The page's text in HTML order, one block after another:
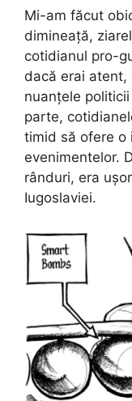
Mi-am făcut
dimineață,
cotidianul pro-
dacă erai
nuanțele politicii
parte,
timid să ofere o
evenimentelor.
rânduri, era
Iugoslaviei.